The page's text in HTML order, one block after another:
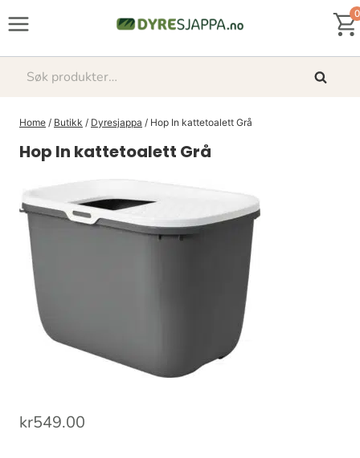
0
Søk
Søk
Home / Butikk / Dyresjappa / Hop In kattetoalett Grå
Hop In kattetoalett Grå
kr549.00